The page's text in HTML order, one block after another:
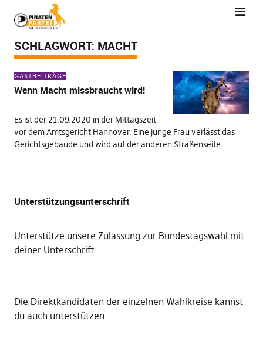
SCHLAGWORT: MACHT
GASTBEITRÄGE
Wenn Macht missbraucht wird!
Es ist der 21.09.2020 in der Mittagszeit
vor dem Amtsgericht Hannover. Eine junge Frau verlässt das
Gerichtsgebäude und wird auf der anderen Straßenseite…
Unterstützungsunterschrift
Unterstütze unsere Zulassung zur Bundestagswahl mit
deiner Unterschrift.
Die Direktkandidaten der einzelnen Wahlkreise kannst
du auch unterstützen.